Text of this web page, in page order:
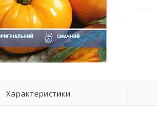
Характеристики